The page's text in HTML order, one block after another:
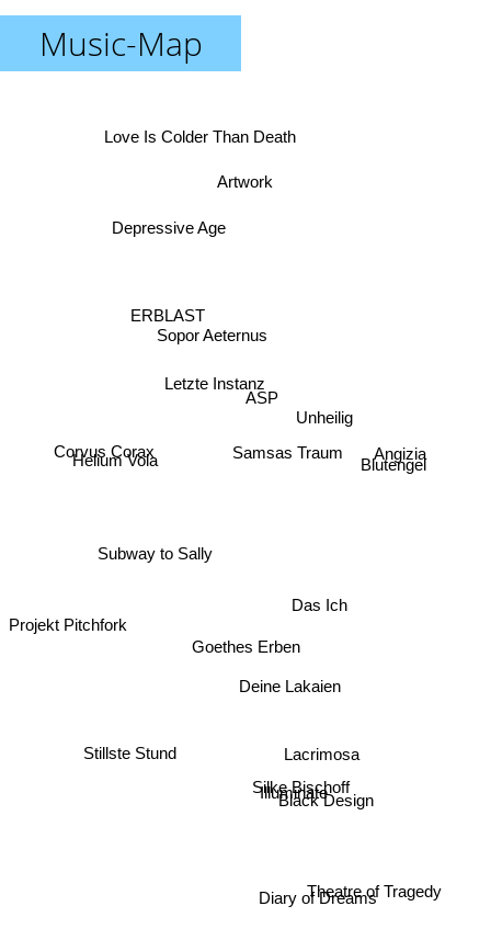
Music-Map
Goethes Erben
Deine Lakaien
Silke Bischoff
Das Ich
Illuminate
Lacrimosa
Black Design
ERBLAST
Samsas Traum
Diary of Dreams
Letzte Instanz
Stillste Stund
Theatre of Tragedy
Artwork
ASP
Sopor Aeternus
Subway to Sally
Unheilig
Angizia
Helium Vola
Depressive Age
Corvus Corax
Blutengel
Love Is Colder Than Death
Projekt Pitchfork